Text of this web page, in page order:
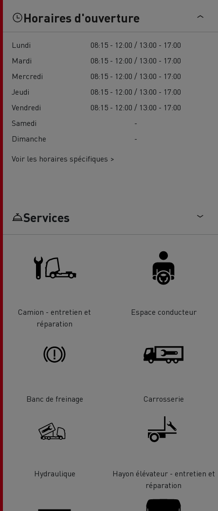
Horaires d'ouverture
Lundi
08:15 - 12:00 / 13:00 - 17:00
Mardi
08:15 - 12:00 / 13:00 - 17:00
Mercredi
08:15 - 12:00 / 13:00 - 17:00
Jeudi
08:15 - 12:00 / 13:00 - 17:00
Vendredi
08:15 - 12:00 / 13:00 - 17:00
Samedi
-
Dimanche
-
Voir les horaires spécifiques >
Services
Camion - entretien et
réparation
Espace conducteur
Banc de freinage Carrosserie
Hydraulique
Hayon élévateur - entretien et
réparation